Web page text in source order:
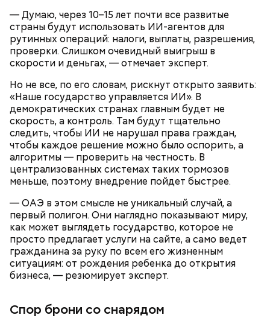
— Думаю, через 10–15 лет почти все развитые
страны будут использовать ИИ-агентов для
рутинных операций: налоги, выплаты, разрешения,
проверки. Слишком очевидный выигрыш в
скорости и деньгах, — отмечает эксперт.
Но не все, по его словам, рискнут открыто заявить:
«Наше государство управляется ИИ». В
демократических странах главным будет не
скорость, а контроль. Там будут тщательно
следить, чтобы ИИ не нарушал права граждан,
чтобы каждое решение можно было оспорить, а
алгоритмы — проверить на честность. В
централизованных системах таких тормозов
меньше, поэтому внедрение пойдет быстрее.
— ОАЭ в этом смысле не уникальный случай, а
первый полигон. Они наглядно показывают миру,
как может выглядеть государство, которое не
просто предлагает услуги на сайте, а само ведет
гражданина за руку по всем его жизненным
ситуациям: от рождения ребенка до открытия
бизнеса, — резюмирует эксперт.
Спор брони со снарядом